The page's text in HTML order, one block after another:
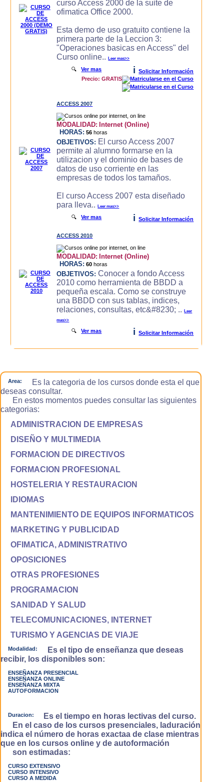
curso Access 2000 de la suite de
ofimatica Office 2000.
Esta demo de uso gratuito contiene la
primera parte de la Leccion 3:
"Operaciones basicas en Access" del
Curso online..Leer mas>>
🔍Ver mas i
Solicitar Información
Precio: GRATIS
ACCESS 2007
MODALIDAD: Internet (Online)
HORAS: 56 horas
OBJETIVOS: El curso Access 2007
permite al alumno formarse en la
utilizacion y el dominio de bases de
datos de uso corriente en las
empresas de todos los tamaños.
El curso Access 2007 esta diseñado
para lleva..Leer mas>>
🔍Ver mas i Solicitar Información
ACCESS 2010
MODALIDAD: Internet (Online)
HORAS: 60 horas
OBJETIVOS: Conocer a fondo Access
2010 como herramienta de BBDD a
pequeña escala. Como se construye
una BBDD con sus tablas, indices,
relaciones, consultas, etc&#8230; ..Leer
mas>>
🔍Ver mas i Solicitar Información
Area:
Es la categoria de los cursos donde esta el que
deseas consultar.
En estos momentos puedes consultar las siguientes
categorias:
ADMINISTRACION DE EMPRESAS
DISEÑO Y MULTIMEDIA
FORMACION DE DIRECTIVOS
FORMACION PROFESIONAL
HOSTELERIA Y RESTAURACION
IDIOMAS
MANTENIMIENTO DE EQUIPOS INFORMATICOS
MARKETING Y PUBLICIDAD
OFIMATICA, ADMINISTRATIVO
OPOSICIONES
OTRAS PROFESIONES
PROGRAMACION
SANIDAD Y SALUD
TELECOMUNICACIONES, INTERNET
TURISMO Y AGENCIAS DE VIAJE
Modalidad:
Es el tipo de enseñanza que deseas
recibir, los disponibles son:
ENSEÑANZA PRESENCIAL
ENSEÑANZA ONLINE
ENSEÑANZA MIXTA
AUTOFORMACION
Duracion:
Es el tiempo en horas lectivas del curso.
En el caso de los cursos presenciales, laduración
indica el número de horas exactaa de clase mientras
que en los cursos online y de autoformación
son estimadas:
CURSO EXTENSIVO
CURSO INTENSIVO
CURSO A MEDIDA